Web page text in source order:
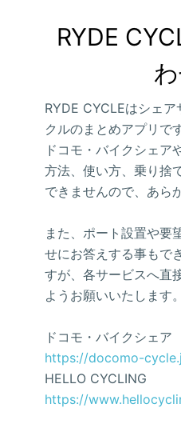
RYDE
RYDE CYCLEはシェ
クルのまとめアプリです
ドコモ・バイクシェ
方法、使い方、乗り捨
できませんので、あら
また、ポート設置や要
せにお答えする事もで
すが、各サービスへ直
ようお願いいたします。
ドコモ・バイクシェア
https://docomo-
HELLO CYCLING
https://